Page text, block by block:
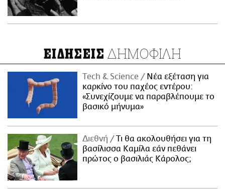
ΕΙΔΗΣΕΙΣ ΔΗΜΟΦΙΛΗ
Τech & Science
Νέα εξέταση για
καρκίνο του παχέος εντέρου:
«Συνεχίζουμε να παραβλέπουμε το
βασικό μήνυμα»
Διεθνή
Τι θα ακολουθήσει για τη
βασίλισσα Καμίλα εάν πεθάνει
πρώτος ο βασιλιάς Κάρολος;